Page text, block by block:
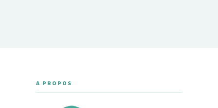
A PROPOS